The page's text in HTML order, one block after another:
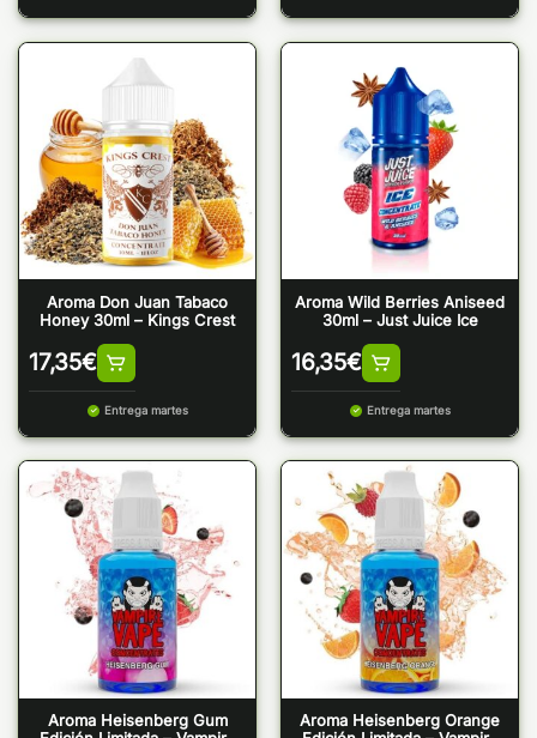
Aroma Don Juan Tabaco
Honey 30ml – Kings Crest
17,35€
Entrega martes
Aroma Wild Berries Aniseed
30ml – Just Juice Ice
16,35€
Entrega martes
Aroma Heisenberg Gum
Aroma Heisenberg Orange